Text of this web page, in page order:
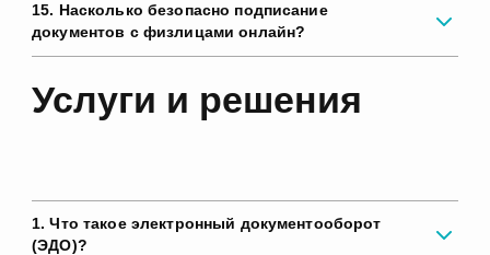
15. Насколько безопасно подписание
документов с физлицами онлайн?
Услуги и решения
1. Что такое электронный документооборот
(ЭДО)?